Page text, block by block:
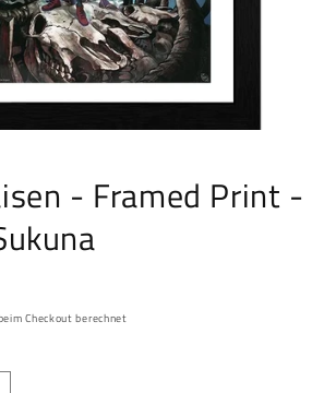
- Framed Print -
Checkout berechnet